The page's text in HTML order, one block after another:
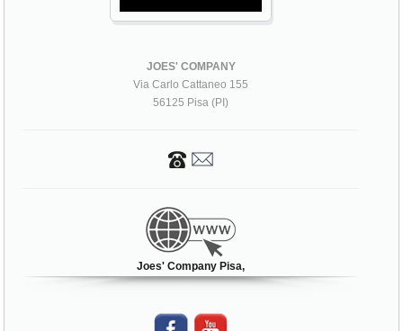
56125 Pisa (PI)
Joes' Company Pisa,